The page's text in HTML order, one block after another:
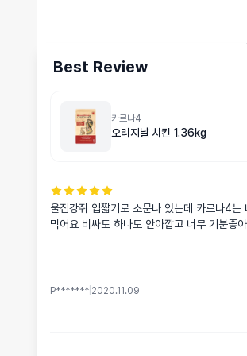
Best Review
카르나4
오리지날 치킨 1.36kg
울집강쥐 입짧기로 소문나 있는데 카르나4는
먹어요 비싸도 하나도 안아깝고 너무 기분좋
P******* 2020.11.09